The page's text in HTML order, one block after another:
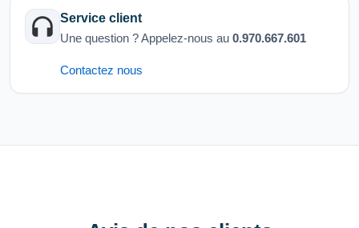
Service client
Une question ? Appelez-nous au 0.970.667.601
Contactez nous